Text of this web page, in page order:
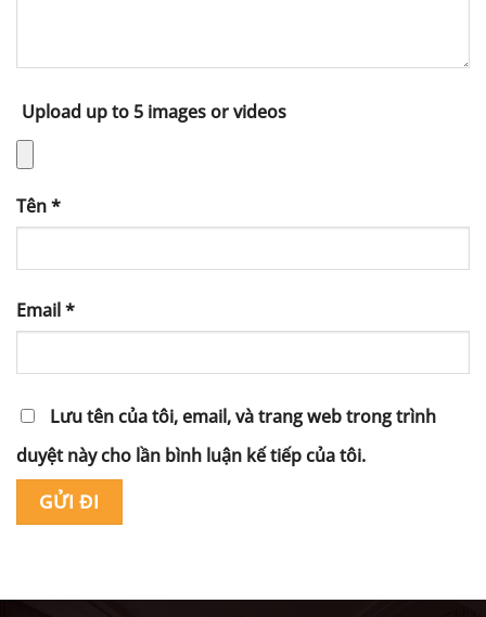
Upload up to 5 images or videos
Tên*
Email*
Lưu tên của tôi, email, và trang web trong trình
duyệt này cho lần bình luận kế tiếp của tôi.